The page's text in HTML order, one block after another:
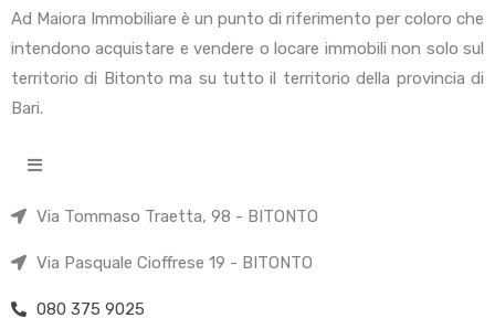
Ad Maiora Immobiliare è un punto di riferimento per coloro che
intendono acquistare e vendere o locare immobili non solo sul
territorio di Bitonto ma su tutto il territorio della provincia di
Bari.
Via Tommaso Traetta, 98 - BITONTO
Via Pasquale Cioffrese 19 - BITONTO
080 375 9025